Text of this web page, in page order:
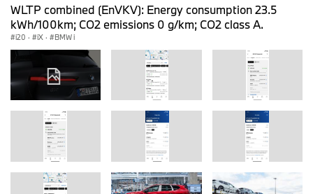
WLTP combined (EnVKV): Energy consumption 23.5
kWh/100km; CO2 emissions 0 g/km; CO2 class A.
i20 · iX · BMW i